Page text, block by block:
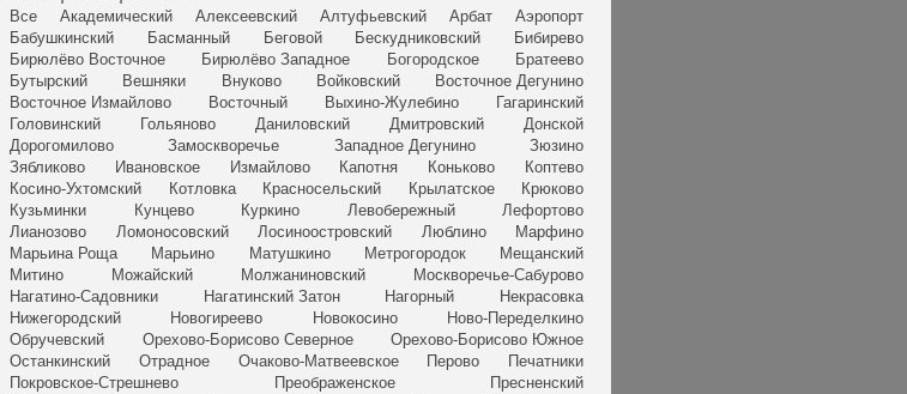
Все Академический Алексеевский Алтуфьевский Арбат
Аэропорт
Бабушкинский
Басманный Беговой Бескудниковский
Бибирево
Бирюлёво Восточное
Бирюлёво Западное Богородское
Братеево
Бутырский
Вешняки Внуково Войковский
Восточное Дегунино
Восточное Измайлово
Восточный Выхино-Жулебино
Гагаринский
Головинский
Гольяново Даниловский Дмитровский
Донской
Дорогомилово
Замоскворечье Западное Дегунино
Зюзино
Зябликово
Ивановское Измайлово Капотня Коньково
Коптево
Косино-Ухтомский
Котловка Красносельский Крылатское
Крюково
Кузьминки
Кунцево Куркино Левобережный
Лефортово
Лианозово
Ломоносовский Лосиноостровский Люблино
Марфино
Марьина Роща
Марьино Матушкино Метрогородок
Мещанский
Митино
Можайский Молжаниновский
Москворечье-Сабурово
Нагатино-Садовники
Нагатинский Затон Нагорный
Некрасовка
Нижегородский
Новогиреево Новокосино
Ново-Переделкино
Обручевский
Орехово-Борисово Северное
Орехово-Борисово Южное
Останкинский
Отрадное Очаково-Матвеевское Перово
Печатники
Покровское-Стрешнево
Преображенское
Пресненский